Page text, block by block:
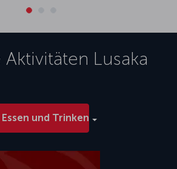
Lusaka
Essen und Trinken